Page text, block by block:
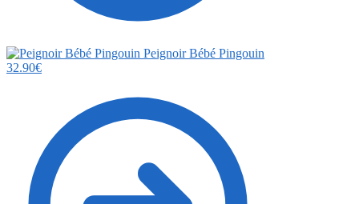
Peignoir Bébé Pingouin
32.90€